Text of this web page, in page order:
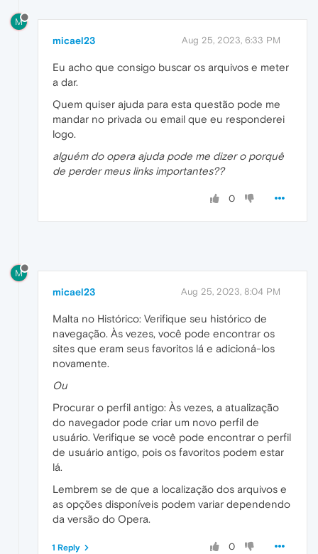
M
micael23 Aug 25, 2023, 6:33 PM
Eu acho que consigo buscar os arquivos e meter
a dar.
Quem quiser ajuda para esta questão pode me
mandar no privada ou email que eu responderei
logo.
alguém do opera ajuda pode me dizer o porquê
de perder meus links importantes??
0
M
micael23 Aug 25, 2023, 8:04 PM
Malta no Histórico: Verifique seu histórico de
navegação. Às vezes, você pode encontrar os
sites que eram seus favoritos lá e adicioná-los
novamente.
Ou
Procurar o perfil antigo: Às vezes, a atualização
do navegador pode criar um novo perfil de
usuário. Verifique se você pode encontrar o perfil
de usuário antigo, pois os favoritos podem estar
lá.
Lembrem se de que a localização dos arquivos e
as opções disponíveis podem variar dependendo
da versão do Opera.
0
1 Reply